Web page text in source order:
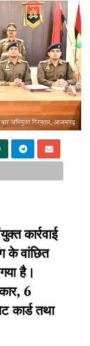
अभियुक्त गिरफ्तार, आजमगढ़
कार्रवाई
के वांछित
है।
6
कार्ड तथा